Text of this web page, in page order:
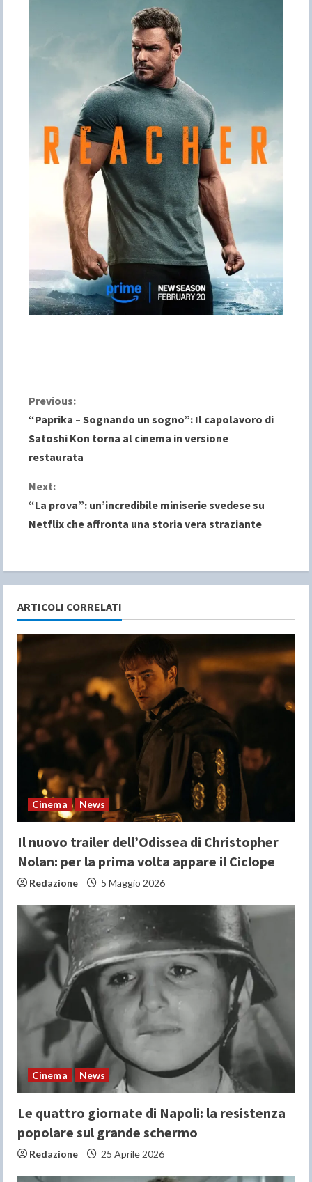
C
o
n
t
i
u
e
R
d
i
n
g
Previous:
“Paprika – Sognando un sogno”: Il capolavoro di
Satoshi Kon torna al cinema in versione
restaurata
Next:
“La prova”: un’incredibile miniserie svedese su
Netflix che affronta una storia vera straziante
ARTICOLI CORRELATI
Cinema News
Il nuovo trailer dell’Odissea di Christopher
Nolan: per la prima volta appare il Ciclope
Redazione 5 Maggio 2026
Cinema News
Le quattro giornate di Napoli: la resistenza
popolare sul grande schermo
Redazione 25 Aprile 2026